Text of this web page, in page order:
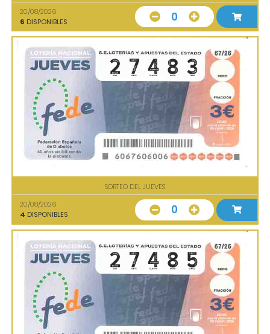
20/08/2026
6 DISPONIBLES 0
SORTEO DEL JUEVES
20/08/2026
4 DISPONIBLES 0